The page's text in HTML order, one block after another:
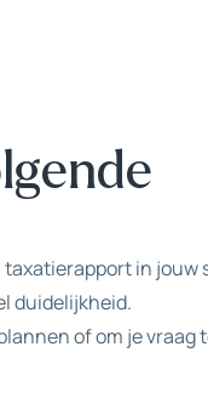
taxatierapport in jouw
duidelijkheid.
of om je vraag